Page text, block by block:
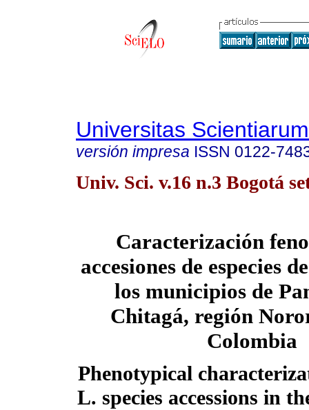
Universitas Scientiarum
versión impresa ISSN 0122-
Univ. Sci. v.16 n.3 Bogotá
Caracterización
accesiones de especies
los municipios de
Chitagá, región
Colombia
Phenotypical
L. species accessions in